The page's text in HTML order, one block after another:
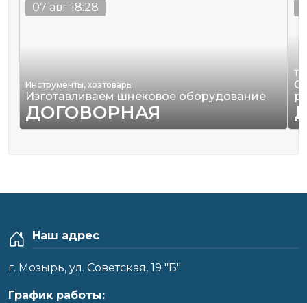
Инструменты, хозтовары
Изготавливаем шнековое оборудование
ДОГОВОРНАЯ
07 авг 18:28
Наш адрес
г. Мозырь, ул. Советская, 19 "Б"
График работы: